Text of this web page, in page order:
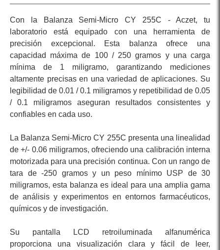
Con la Balanza Semi-Micro CY 255C - Aczet, tu
laboratorio está equipado con una herramienta de
precisión excepcional. Esta balanza ofrece una
capacidad máxima de 100 / 250 gramos y una carga
mínima de 1 miligramo, garantizando mediciones
altamente precisas en una variedad de aplicaciones. Su
legibilidad de 0.01 / 0.1 miligramos y repetibilidad de 0.05
/ 0.1 miligramos aseguran resultados consistentes y
confiables en cada uso.
La Balanza Semi-Micro CY 255C presenta una linealidad
de +/- 0.06 miligramos, ofreciendo una calibración interna
motorizada para una precisión continua. Con un rango de
tara de -250 gramos y un peso mínimo USP de 30
miligramos, esta balanza es ideal para una amplia gama
de análisis y experimentos en entornos farmacéuticos,
químicos y de investigación.
Su pantalla LCD retroiluminada alfanumérica
proporciona una visualización clara y fácil de leer,